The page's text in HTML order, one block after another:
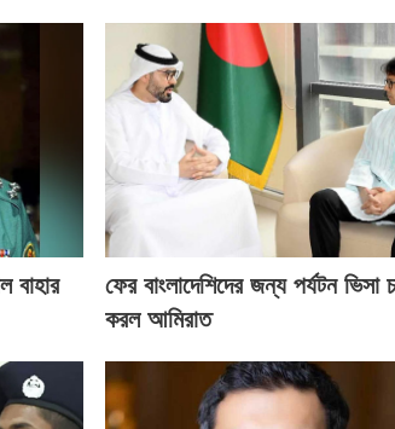
বাহার
ফের বাংলাদেশিদের জন্য পর্যটন ভিসা
করল আমিরাত